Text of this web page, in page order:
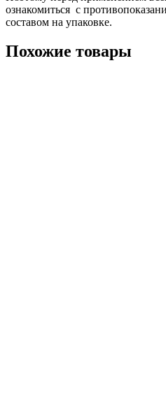
ознакомиться с
составом на упаковке.
Похожие товары